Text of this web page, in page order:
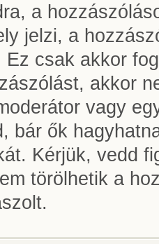
a
jelzi, a
csak akkor
akkor
vagy
bár ők
Kérjük, vedd
törölhetik a